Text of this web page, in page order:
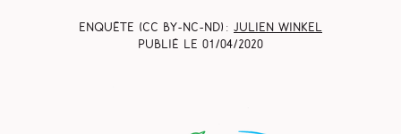
Enquête (CC BY-NC-ND) : Julien Winkel
Publié le 01/04/2020